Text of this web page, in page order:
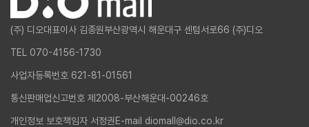
(주) 디오대표이사 김종원부산광역시 해운대구 센텀서로66 (주)디오
TEL 070-4156-1730
사업자등록번호 621-81-01561
통신판매업신고번호 제2008-부산해운대-00246호
개인정보 보호책임자 서정권 E-mail diomall@dio.co.kr